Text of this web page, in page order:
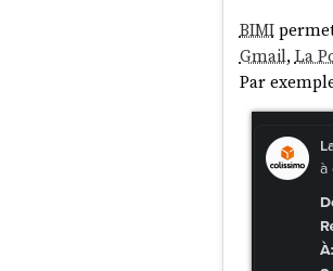
BIMI
Gmail, La
Par